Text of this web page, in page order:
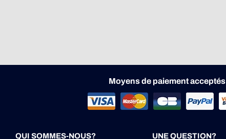
Moyens de paiement acceptés
QUI SOMMES-NOUS? UNE QUESTION?